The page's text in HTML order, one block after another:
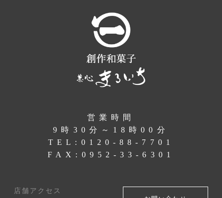
営業時間
9時30分～18時00分
TEL: 0120-88-7701
FAX:0952-33-6301
店舗アクセス